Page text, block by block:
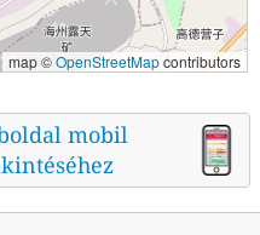
map ©OpenStreetMapcontributors
mobil